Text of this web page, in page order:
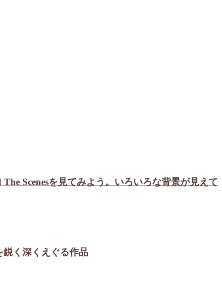
Scenesを見てみよう。いろいろな背景が見えて
鋭く深くえぐる作品